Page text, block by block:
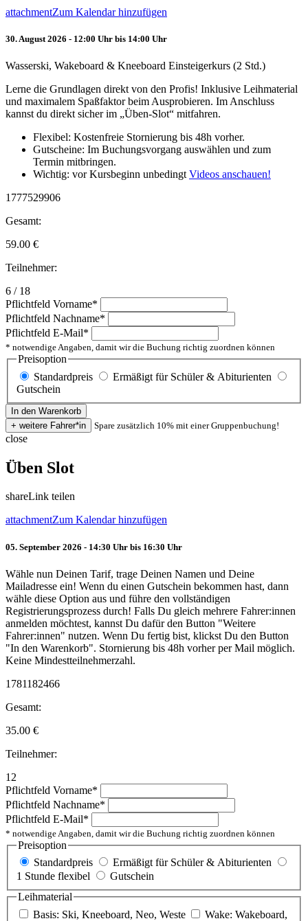
attachmentZum Kalendar hinzufügen
30. August 2026 - 12:00 Uhr bis 14:00 Uhr
Wasserski, Wakeboard & Kneeboard Einsteigerkurs (2 Std.)
Lerne die Grundlagen direkt von den Profis! Inklusive Leihmaterial
und maximalem Spaßfaktor beim Ausprobieren. Im Anschluss
kannst du direkt sicher im „Üben-Slot“ mitfahren.
Flexibel: Kostenfreie Stornierung bis 48h vorher.
Gutscheine: Im Buchungsvorgang auswählen und zum
Termin mitbringen.
Wichtig: vor Kursbeginn unbedingt Videos anschauen!
1777529906
Gesamt:
59.00 €
Teilnehmer:
6 / 18
Pflichtfeld Vorname*
Pflichtfeld Nachname*
Pflichtfeld E-Mail*
* notwendige Angaben, damit wir die Buchung richtig zuordnen können
Preisoption
Standardpreis
Ermäßigt für Schüler & Abiturienten
Gutschein
Spare zusätzlich 10% mit einer Gruppenbuchung!
close
Üben Slot
shareLink teilen
attachmentZum Kalendar hinzufügen
05. September 2026 - 14:30 Uhr bis 16:30 Uhr
Wähle nun Deinen Tarif, trage Deinen Namen und Deine
Mailadresse ein! Wenn du einen Gutschein bekommen hast, dann
wähle diese Option aus und führe den vollständigen
Registrierungsprozess durch! Falls Du gleich mehrere Fahrer:innen
anmelden möchtest, kannst Du dafür den Button "Weitere
Fahrer:innen" nutzen. Wenn Du fertig bist, klickst Du den Button
"In den Warenkorb". Stornierung bis 48h vorher per Mail möglich.
Keine Mindestteilnehmerzahl.
1781182466
Gesamt:
35.00 €
Teilnehmer:
12
Pflichtfeld Vorname*
Pflichtfeld Nachname*
Pflichtfeld E-Mail*
* notwendige Angaben, damit wir die Buchung richtig zuordnen können
Preisoption
Standardpreis
Ermäßigt für Schüler & Abiturienten
1 Stunde flexibel
Gutschein
Leihmaterial
Basis: Ski, Kneeboard, Neo, Weste
Wake: Wakeboard,